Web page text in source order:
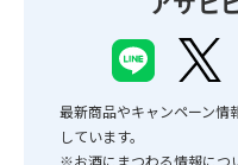
最新商品やキャンペーン情
しています。
※お酒にまつわる情報につ